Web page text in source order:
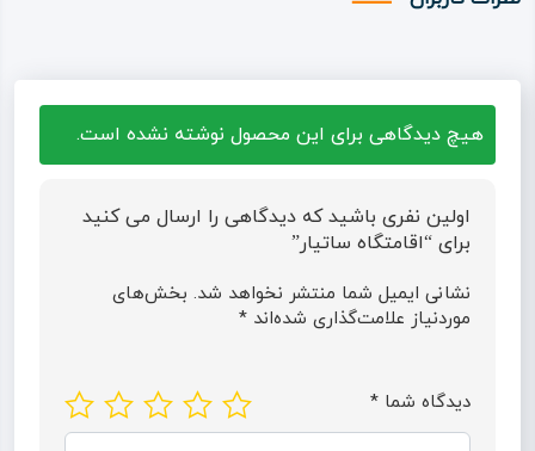
هیچ دیدگاهی برای این محصول نوشته نشده است.
اولین نفری باشید که دیدگاهی را ارسال می کنید
برای “اقامتگاه ساتیار”
نشانی ایمیل شما منتشر نخواهد شد. بخش‌های
موردنیاز علامت‌گذاری شده‌اند *
دیدگاه شما *